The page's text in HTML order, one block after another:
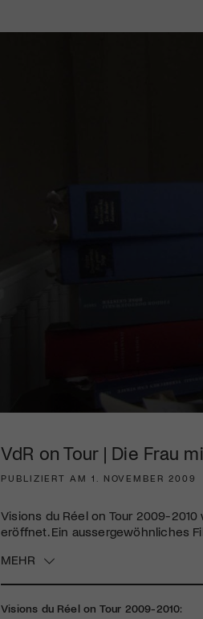
VdR on Tour | Die Frau
PUBLIZIERT AM 1. NOVEMBER 2009
Visions du Réel on Tour 2009-
eröffnet. Ein aussergewöhnliches
MEHR
Visions du Réel on Tour 2009-2010:
Engagiere dich als
Mit deiner
diversen
Jetzt Mitglied